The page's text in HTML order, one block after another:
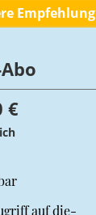
Empfehlung
€
auf die-